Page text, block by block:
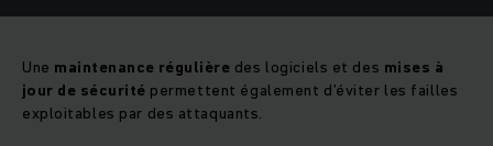
Une maintenance régulière des logiciels et des mises à
jour de sécurité permettent également d’éviter les failles
exploitables par des attaquants.